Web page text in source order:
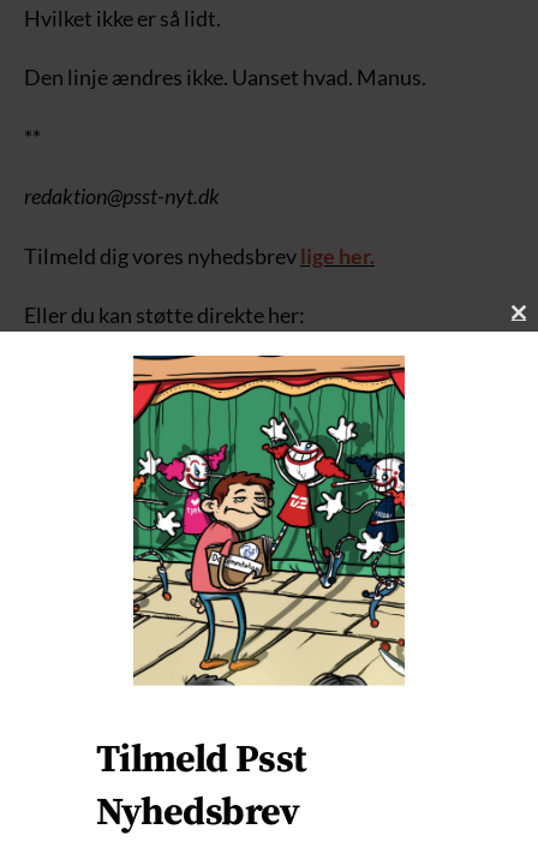
Hvilket ikke er så lidt.
Den linje ændres ikke. Uanset hvad. Manus.
**
redaktion@psst-nyt.dk
Tilmeld dig vores nyhedsbrevlige her.
Eller du kan støtte direkte her:
C
Tilmeld Psst
Nyhedsbrev